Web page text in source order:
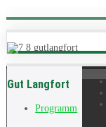
Gut Langfort
Programm